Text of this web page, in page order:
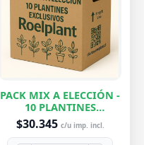
PACK MIX A ELECCIÓN -
10 PLANTINES
EXCLUSIVOS
$30.345 c/u imp. incl.